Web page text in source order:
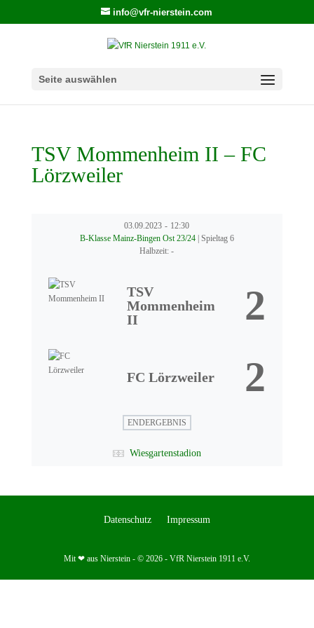
info@vfr-nierstein.com
Seite auswählen
TSV Mommenheim II – FC
Lörzweiler
03.09.2023 - 12:30
B-Klasse Mainz-Bingen Ost 23/24 | Spieltag 6
Halbzeit: -
TSV
Mommenheim
II
2
FC Lörzweiler 2
ENDERGEBNIS
Wiesgartenstadion
Datenschutz Impressum
Mit ❤ aus Nierstein - © 2026 - VfR Nierstein 1911 e.V.